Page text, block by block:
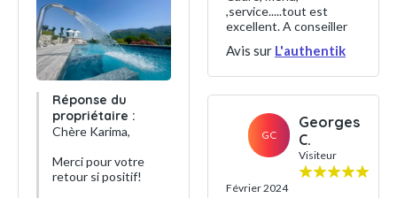
Réponse du
propriétaire :
Chère Karima,
Merci pour votre
retour si positif!
,service.....tout est
excellent. A conseiller
Avis sur L'authentik
GC
Georges
C.
Visiteur
Février 2024